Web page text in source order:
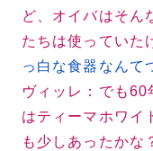
ど、オイバはそん
たちは使っていた
っ白な食器なんて
ヴィッレ：でも
はティーマホワイ
も少しあったかな